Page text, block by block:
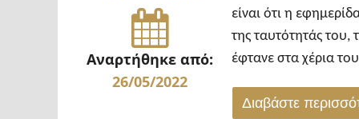
Αναρτήθηκε από:
26/05/2022
είναι ότι η
της ταυτότητάς του,
έφτανε στα χέρια
Διαβάστε